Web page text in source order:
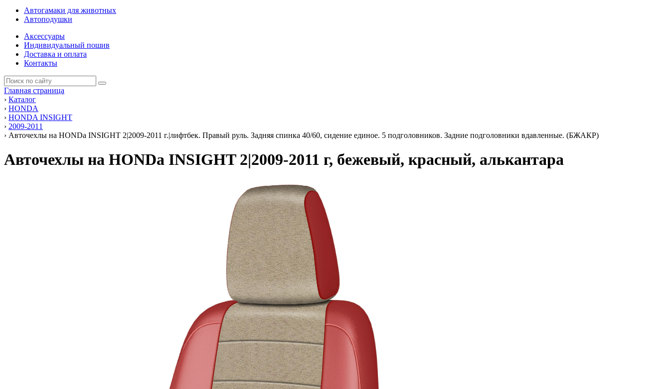
Автогамаки для животных
Автоподушки
Аксессуары
Индивидуальный пошив
Доставка и оплата
Контакты
Главная страница
› Каталог
› HONDA
› HONDA INSIGHT
› 2009-2011
› Авточехлы на HONDа INSIGHT 2|2009-2011 г.|лифтбек. Правый руль. Задняя спинка 40/60, сидение единое. 5 подголовников. Задние подголовники вдавленные. (БЖАКР)
Авточехлы на HONDа INSIGHT 2|2009-2011 г, бежевый, красный, алькантара